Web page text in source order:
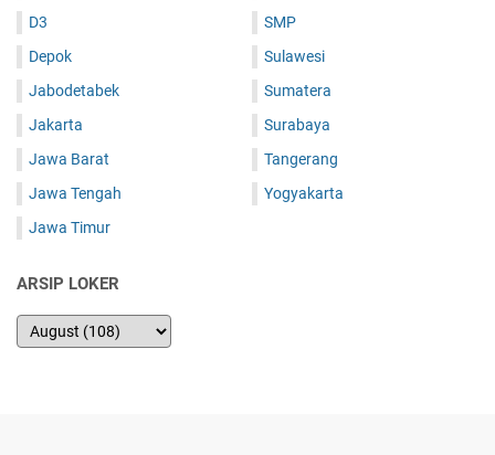
D3
Depok
Jabodetabek
Jakarta
Jawa Barat
Jawa Tengah
Jawa Timur
SMP
Sulawesi
Sumatera
Surabaya
Tangerang
Yogyakarta
ARSIP LOKER